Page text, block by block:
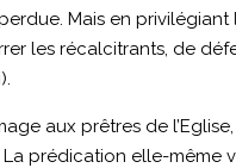
Mais en
les récalcitrants, de
aux prêtres de
La prédication elle-